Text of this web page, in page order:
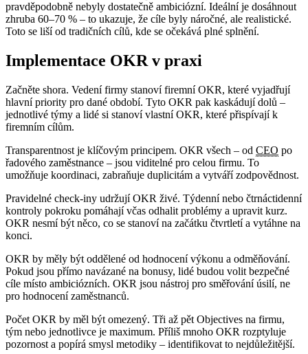
pravděpodobně nebyly dostatečně ambiciózní. Ideální je dosáhnout
zhruba 60–70 % – to ukazuje, že cíle byly náročné, ale realistické.
Toto se liší od tradičních cílů, kde se očekává plné splnění.
Implementace OKR v praxi
Začněte shora. Vedení firmy stanoví firemní OKR, které vyjadřují
hlavní priority pro dané období. Tyto OKR pak kaskádují dolů –
jednotlivé týmy a lidé si stanoví vlastní OKR, které přispívají k
firemním cílům.
Transparentnost je klíčovým principem. OKR všech – od CEO po
řadového zaměstnance – jsou viditelné pro celou firmu. To
umožňuje koordinaci, zabraňuje duplicitám a vytváří zodpovědnost.
Pravidelné check-iny udržují OKR živé. Týdenní nebo čtrnáctidenní
kontroly pokroku pomáhají včas odhalit problémy a upravit kurz.
OKR nesmí být něco, co se stanoví na začátku čtvrtletí a vytáhne na
konci.
OKR by měly být oddělené od hodnocení výkonu a odměňování.
Pokud jsou přímo navázané na bonusy, lidé budou volit bezpečné
cíle místo ambiciózních. OKR jsou nástroj pro směřování úsilí, ne
pro hodnocení zaměstnanců.
Počet OKR by měl být omezený. Tři až pět Objectives na firmu,
tým nebo jednotlivce je maximum. Příliš mnoho OKR rozptyluje
pozornost a popírá smysl metodiky – identifikovat to nejdůležitější.